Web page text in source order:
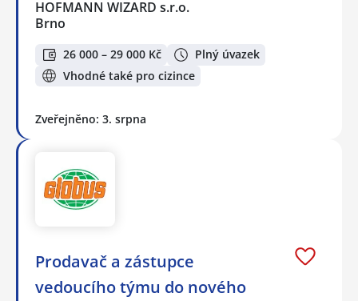
HOFMANN WIZARD s.r.o.
Brno
26 000 – 29 000 Kč
Plný úvazek
Vhodné také pro cizince
Zveřejněno: 3. srpna
Prodavač a zástupce
vedoucího týmu do nového